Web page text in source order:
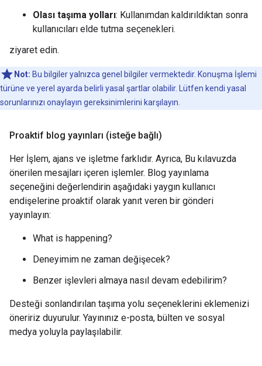
Olası taşıma yolları: Kullanımdan kaldırıldıktan sonra
kullanıcıları elde tutma seçenekleri.
ziyaret edin.
Not: Bu bilgiler yalnızca genel bilgiler vermektedir. Konuşma İşlemi
türüne ve yerel ayarda belirli yasal şartlar olabilir. Lütfen kendi yasal
sorunlarınızı onaylayın gereksinimlerini karşılayın.
Proaktif blog yayınları (isteğe bağlı)
Her İşlem, ajans ve işletme farklıdır. Ayrıca, Bu kılavuzda
önerilen mesajları içeren işlemler. Blog yayınlama
seçeneğini değerlendirin aşağıdaki yaygın kullanıcı
endişelerine proaktif olarak yanıt veren bir gönderi
yayınlayın:
What is happening?
Deneyimim ne zaman değişecek?
Benzer işlevleri almaya nasıl devam edebilirim?
Desteği sonlandırılan taşıma yolu seçeneklerini eklemenizi
öneririz duyurulur. Yayınınız e-posta, bülten ve sosyal
medya yoluyla paylaşılabilir.